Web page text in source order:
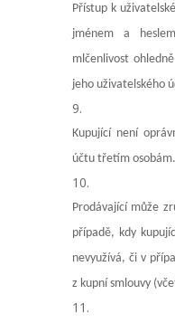
Přístup k
jménem a
mlčenlivost
jeho uživatelského
Kupující není
účtu třetím osobám.
Prodávající může
případě, kdy
nevyužívá, či v
z kupní smlouvy